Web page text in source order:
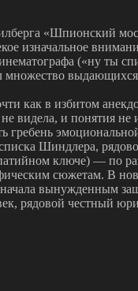
«Шпионский
изначальное
(«ну
как в избитом
видела, и понятия
гребень
Шиндлера,
ключе) —
сюжетам. В
вынужденным
рядовой честный